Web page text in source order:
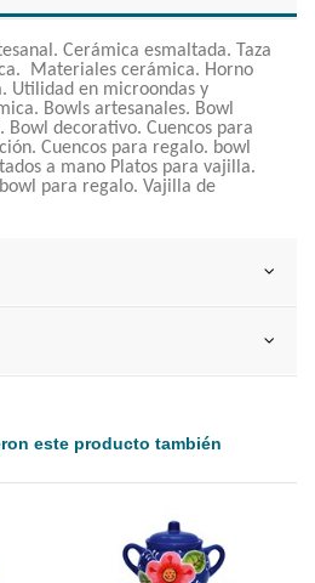
Cerámica esmaltada. Taza
Materiales cerámica. Horno
Utilidad en microondas y
Bowls artesanales. Bowl
decorativo. Cuencos para
Cuencos para regalo. bowl
a mano Platos para vajilla.
para regalo. Vajilla de
este producto también